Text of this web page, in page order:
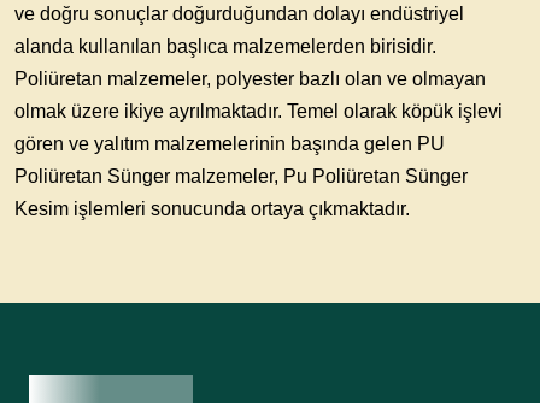
ve doğru sonuçlar doğurduğundan dolayı endüstriyel
alanda kullanılan başlıca malzemelerden birisidir.
Poliüretan malzemeler, polyester bazlı olan ve olmayan
olmak üzere ikiye ayrılmaktadır. Temel olarak köpük işlevi
gören ve yalıtım malzemelerinin başında gelen PU
Poliüretan Sünger malzemeler, Pu Poliüretan Sünger
Kesim işlemleri sonucunda ortaya çıkmaktadır.